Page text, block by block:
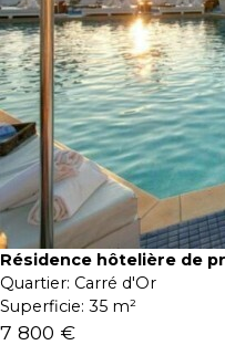
Résidence hôtelière de
Quartier: Carré d'Or
Superficie: 35 m²
7 800 €